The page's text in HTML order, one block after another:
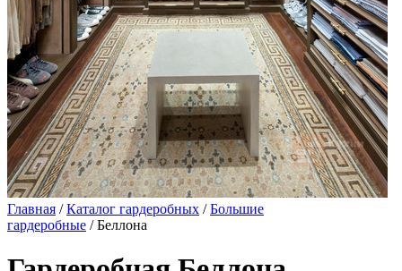
Главная /Каталог гардеробных /Большие
гардеробные / Беллона